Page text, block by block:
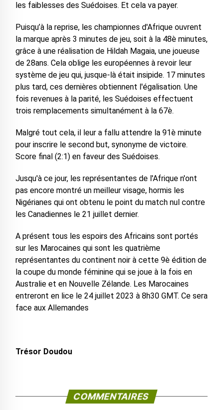
les faiblesses des Suédoises. Et cela va payer.
Puisqu’à la reprise, les championnes d'Afrique ouvrent
la marque après 3 minutes de jeu, soit à la 48è minutes,
grâce à une réalisation de Hildah Magaia, une joueuse
de 28ans. Cela oblige les européennes à revoir leur
système de jeu qui, jusque-là était insipide. 17 minutes
plus tard, ces dernières obtiennent l'égalisation. Une
fois revenues à la parité, les Suédoises effectuent
trois remplacements simultanément à la 67è.
Malgré tout cela, il leur a fallu attendre la 91è minute
pour inscrire le second but, synonyme de victoire.
Score final (2:1) en faveur des Suédoises.
Jusqu'à ce jour, les représentantes de l'Afrique n'ont
pas encore montré un meilleur visage, hormis les
Nigérianes qui ont obtenu le point du match nul contre
les Canadiennes le 21 juillet dernier.
A présent tous les espoirs des Africains sont portés
sur les Marocaines qui sont les quatrième
représentantes du continent noir à cette 9è édition de
la coupe du monde féminine qui se joue à la fois en
Australie et en Nouvelle Zélande. Les Marocaines
entreront en lice le 24 juillet 2023 à 8h30 GMT. Ce sera
face aux Allemandes
Trésor Doudou
COMMENTAIRES